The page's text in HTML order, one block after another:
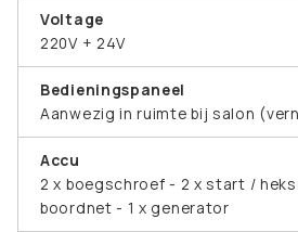
Voltage
220V + 24V
Bedieningspaneel
Aanwezig in ruimte bij salon
Accu
2 x boegschroef - 2 x start /
boordnet - 1 x generator